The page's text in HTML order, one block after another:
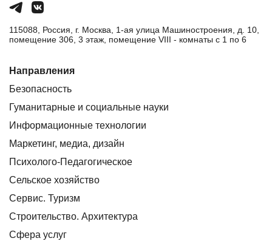
115088, Россия, г. Москва, 1-ая улица Машиностроения, д. 10,
помещение 306, 3 этаж, помещение VIII - комнаты с 1 по 6
Направления
Безопасность
Гуманитарные и социальные науки
Информационные технологии
Маркетинг, медиа, дизайн
Психолого-Педагогическое
Сельское хозяйство
Сервис. Туризм
Строительство. Архитектура
Сфера услуг